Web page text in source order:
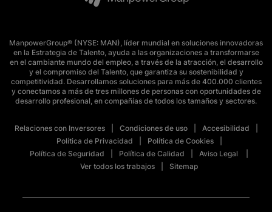
ManpowerGroup® (NYSE: MAN), líder mundial en soluciones innovadoras
en la Estrategia de Talento, ayuda a las organizaciones a transformarse
en el cambiante mundo del empleo, a través de la atracción, el desarrollo
y el compromiso del Talento, que garantiza su sostenibilidad y
competitividad. Desarrollamos soluciones para más de 400.000 clientes
y conectamos a más de tres millones de personas con oportunidades de
desarrollo profesional, en compañías de todos los tamaños y sectores.
Relaciones con Inversores Condiciones de uso
Accesibilidad
Política de Privacidad
Política de Cookies
Política de Seguridad
Política de Calidad
Aviso Legal
Ver todos los trabajos
Sitemap